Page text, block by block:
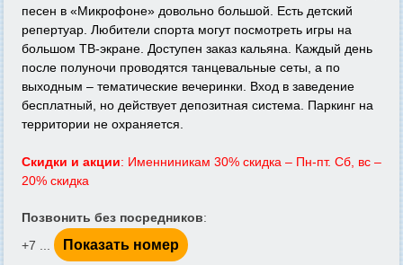
песен в «Микрофоне» довольно большой. Есть детский
репертуар. Любители спорта могут посмотреть игры на
большом ТВ-экране. Доступен заказ кальяна. Каждый день
после полуночи проводятся танцевальные сеты, а по
выходным – тематические вечеринки. Вход в заведение
бесплатный, но действует депозитная система. Паркинг на
территории не охраняется.
Скидки и акции: Именниникам 30% скидка – Пн-пт. Сб, вс –
20% скидка
Позвонить без посредников:
+7 ...
Показать номер